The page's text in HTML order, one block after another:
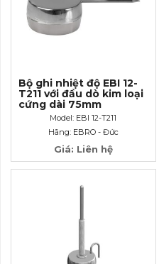
Bộ ghi nhiệt độ EBI 12-
T211 với đầu dò kim loại
cứng dài 75mm
Model: EBI 12-T211
Hãng: EBRO - Đức
Giá: Liên hệ